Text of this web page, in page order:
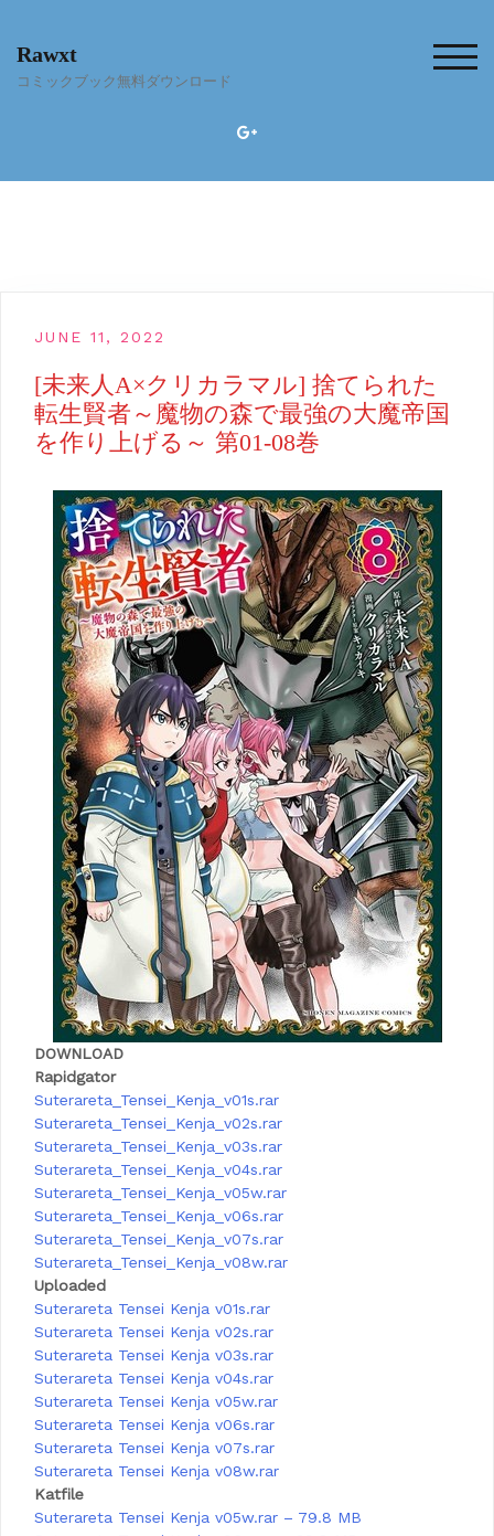
content
Rawxt
コミックブック無料ダウンロード
JUNE 11, 2022
[未来人A×クリカラマル] 捨てられた
転生賢者～魔物の森で最強の大魔帝国
を作り上げる～ 第01-08巻
DOWNLOAD
Rapidgator
Suterareta_Tensei_Kenja_v01s.rar
Suterareta_Tensei_Kenja_v02s.rar
Suterareta_Tensei_Kenja_v03s.rar
Suterareta_Tensei_Kenja_v04s.rar
Suterareta_Tensei_Kenja_v05w.rar
Suterareta_Tensei_Kenja_v06s.rar
Suterareta_Tensei_Kenja_v07s.rar
Suterareta_Tensei_Kenja_v08w.rar
Uploaded
Suterareta Tensei Kenja v01s.rar
Suterareta Tensei Kenja v02s.rar
Suterareta Tensei Kenja v03s.rar
Suterareta Tensei Kenja v04s.rar
Suterareta Tensei Kenja v05w.rar
Suterareta Tensei Kenja v06s.rar
Suterareta Tensei Kenja v07s.rar
Suterareta Tensei Kenja v08w.rar
Katfile
Suterareta Tensei Kenja v05w.rar – 79.8 MB